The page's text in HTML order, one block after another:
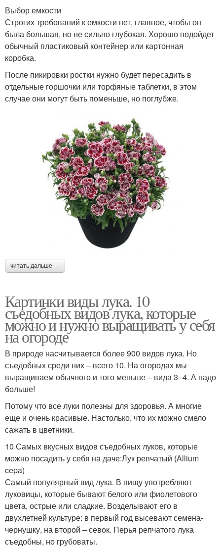
Выбор емкости
Строгих требований к емкости нет, главное, чтобы он
была большая, но не сильно глубокая. Хорошо подойдет
обычный пластиковый контейнер или картонная
коробка.
После пикировки ростки нужно будет пересадить в
отдельные горшочки или торфяные таблетки, в этом
случае они могут быть поменьше, но поглубже.
читать дальше →
Картинки виды лука. 10
съедобных видов лука, которые
можно и нужно выращивать у себя
на огороде
В природе насчитывается более 900 видов лука. Но
съедобных среди них – всего 10. На огородах мы
выращиваем обычного и того меньше – вида 3–4. А надо
больше!
Потому что все луки полезны для здоровья. А многие
еще и очень красивые. Настолько, что их можно смело
сажать в цветники.
10 Самых вкусных видов съедобных луков, которые
можно посадить у себя на даче:Лук репчатый (Allium
cepa)
Самый популярный вид лука. В пищу употребляют
луковицы, которые бывают белого или фиолетового
цвета, острые или сладкие. Возделывают его в
двухлетней культуре: в первый год высевают семена-
чернушку, на второй – севок. Перья репчатого лука
съедобны, но грубоваты.